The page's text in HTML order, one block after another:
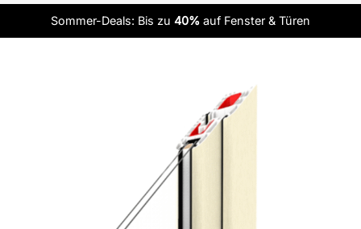
Sommer-Deals: Bis zu 40% auf Fenster & Türen